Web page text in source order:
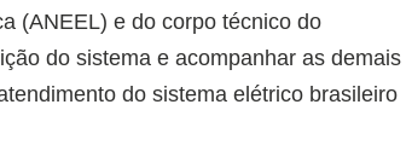
(ANEEL) e do corpo técnico do
do sistema e acompanhar as demais
do sistema elétrico brasileiro